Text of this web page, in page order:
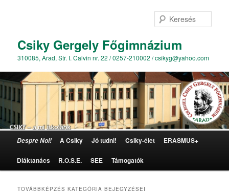
Csiky Gergely Főgimnázium
310085, Arad, Str. I. Calvin nr. 22 / 0257-210002 / csikyg@yahoo.com
Tovább az elsődleges tartalomra
Tovább a másodlagos tartalomra
Despre Noi! A Csiky Jó tudni! Csiky-élet ERASMUS+
Diáktanács R.O.S.E. SEE Támogatók
TOVÁBBKÉPZÉS KATEGÓRIA BEJEGYZÉSEI